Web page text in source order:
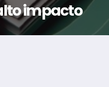
impacto